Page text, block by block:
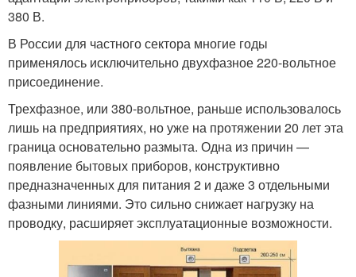
380 В.
В России для частного сектора многие годы
применялось исключительно двухфазное 220-вольтное
присоединение.
Трехфазное, или 380-вольтное, раньше использовалось
лишь на предприятиях, но уже на протяжении 20 лет эта
граница основательно размыта. Одна из причин —
появление бытовых приборов, конструктивно
предназначенных для питания 2 и даже 3 отдельными
фазными линиями. Это сильно снижает нагрузку на
проводку, расширяет эксплуатационные возможности.